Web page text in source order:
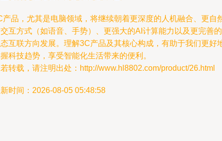
产品，尤其是电脑领域，将继续朝着更深度的人机融合、更自
互方式（如语音、手势）、更强大的AI计算能力以及更完善的
互联方向发展。理解3C产品及其核心构成，有助于我们更好
科技趋势，享受智能化生活带来的便利。
转载，请注明出处：http://www.hl8802.com/product/26.html
时间：2026-08-05 05:48:58